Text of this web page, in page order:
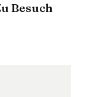
Besuch